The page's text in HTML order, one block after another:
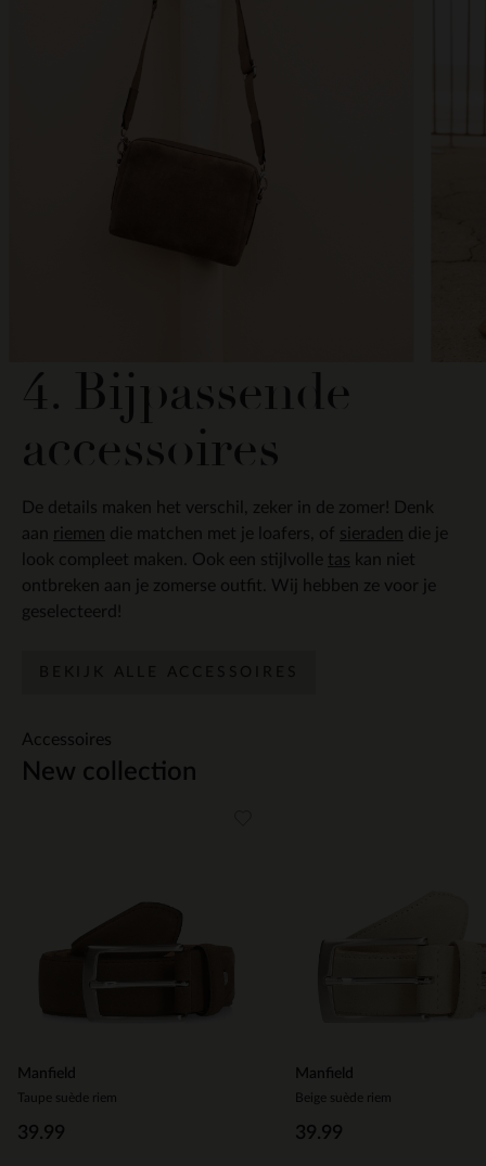
4. Bijpassende
accessoires
De details maken het verschil, zeker in de zomer! Denk
aan riemen die matchen met je loafers, of sieraden die je
look compleet maken. Ook een stijlvolle tas kan niet
ontbreken aan je zomerse outfit. Wij hebben ze voor je
geselecteerd!
New collection
Accessoires
Manfield
Taupe suède riem
39.99
Manfield
Beige suède riem
39.99